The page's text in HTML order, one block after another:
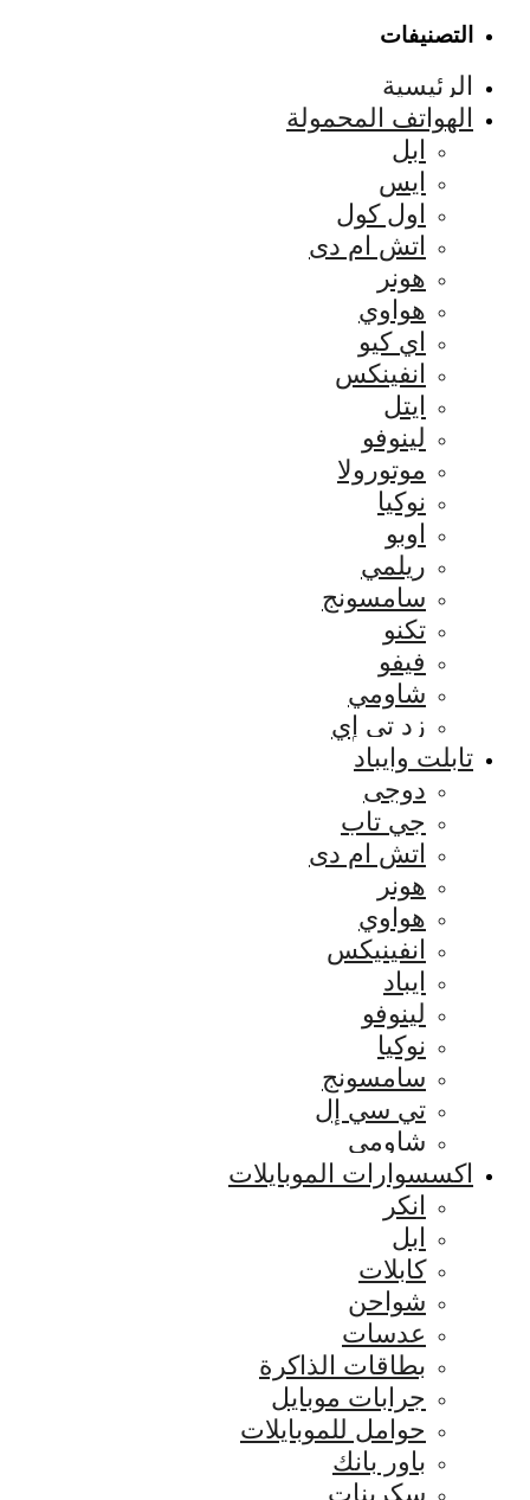
التصنيفات
الرئيسية
الهواتف المحمولة
ابل
ايس
اول كول
اتش ام دى
هونر
هواوي
اي كيو
انفينكس
ايتل
لينوفو
موتورولا
نوكيا
اوبو
ريلمي
سامسونج
تكنو
فيفو
شاومي
زد تي إي
تابلت وايباد
دوجى
جي تاب
اتش ام دى
هونر
هواوي
انفينيكس
ايباد
لينوفو
نوكيا
سامسونج
تي سي إل
شاومي
اكسسوارات الموبايلات
انكر
ابل
كابلات
شواحن
عدسات
بطاقات الذاكرة
جرابات موبايل
حوامل للموبايلات
باور بانك
سكرينات